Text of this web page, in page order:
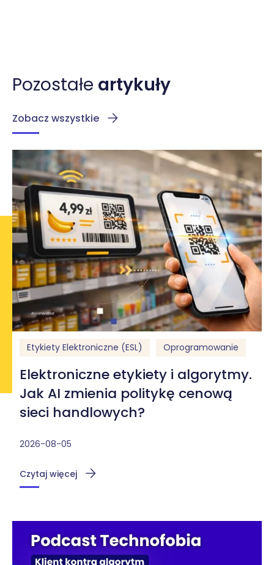
Pozostałe artykuły
Zobacz wszystkie
Etykiety Elektroniczne (ESL) Oprogramowanie
Elektroniczne etykiety i algorytmy.
Jak AI zmienia politykę cenową
sieci handlowych?
2026-08-05
Czytaj więcej